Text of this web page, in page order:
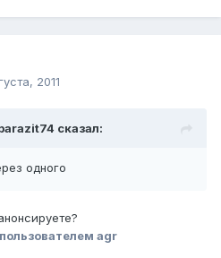
2011
сказал:
одного
пользователем agr